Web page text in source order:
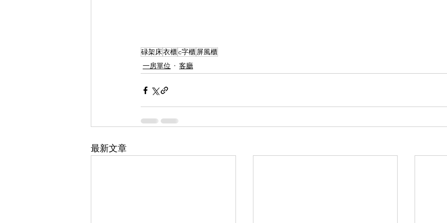
碌架床衣櫃c字櫃屏風櫃
一房單位
客廳
最新文章